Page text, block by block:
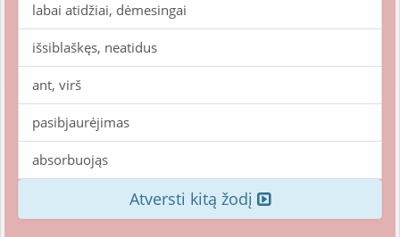
labai atidžiai, dėmesingai
išsiblaškęs, neatidus
ant, virš
pasibjaurėjimas
absorbuojąs
Atversti kitą žodį